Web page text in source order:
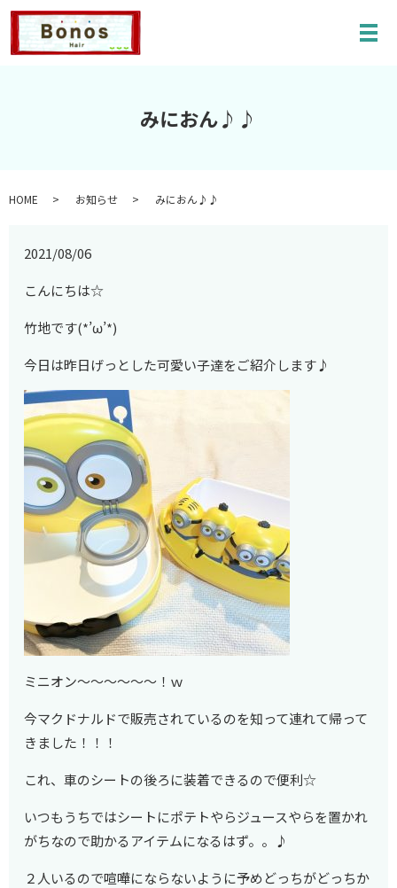
メ
みにおん♪♪
HOME お知らせ みにおん♪♪
2021/08/06
こんにちは☆
竹地です(*’ω’*)
今日は昨日げっとした可愛い子達をご紹介します♪
ミニオン～～～～～～！ｗ
今マクドナルドで販売されているのを知って連れて帰って
きました！！！
これ、車のシートの後ろに装着できるので便利☆
いつもうちではシートにポテトやらジュースやらを置かれ
がちなので助かるアイテムになるはず。。♪
２人いるので喧嘩にならないように予めどっちがどっちか